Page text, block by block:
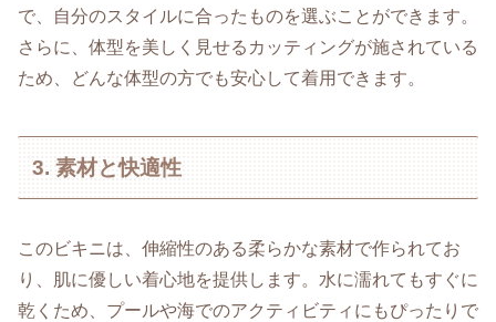
で、自分のスタイルに合ったものを選ぶことができます。
さらに、体型を美しく見せるカッティングが施されている
ため、どんな体型の方でも安心して着用できます。
3. 素材と快適性
このビキニは、伸縮性のある柔らかな素材で作られてお
り、肌に優しい着心地を提供します。水に濡れてもすぐに
乾くため、プールや海でのアクティビティにもぴったりで